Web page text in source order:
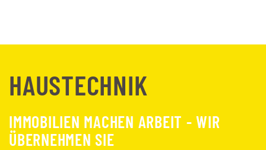
HAUSTECHNIK
IMMOBILIEN MACHEN ARBEIT - WIR
ÜBERNEHMEN SIE